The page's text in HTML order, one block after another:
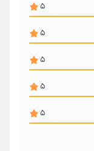
5
5
5
5
5